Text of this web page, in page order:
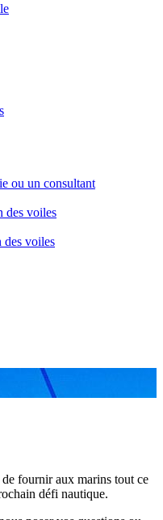
ou un consultant
des voiles
des voiles
fournir aux marins tout ce
défi nautique.